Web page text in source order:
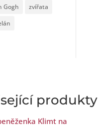
Gogh
zvířata
produkty